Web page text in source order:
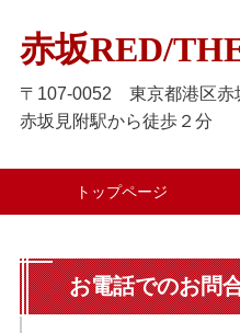
赤坂RED/
〒107-0052 東京都港区
赤坂見附駅から徒歩２分
トップページ
お電話でのお問